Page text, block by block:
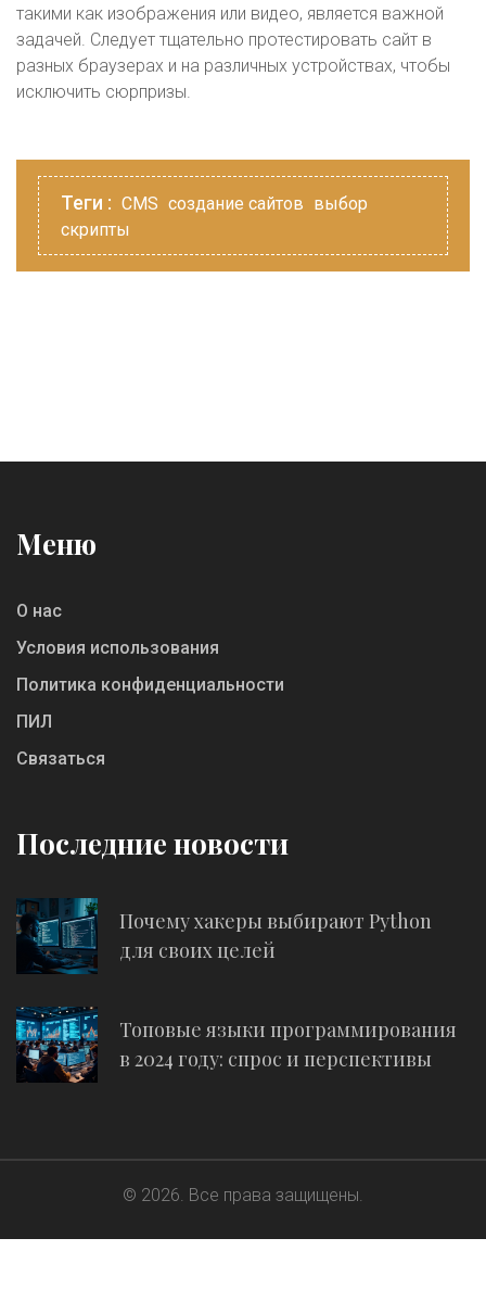
такими как изображения или видео, является важной
задачей. Следует тщательно протестировать сайт в
разных браузерах и на различных устройствах, чтобы
исключить сюрпризы.
Теги : CMS создание сайтов выбор
скрипты
Меню
О нас
Условия использования
Политика конфиденциальности
ПИЛ
Связаться
Последние новости
Почему хакеры выбирают Python
для своих целей
Топовые языки программирования
в 2024 году: спрос и перспективы
© 2026. Все права защищены.